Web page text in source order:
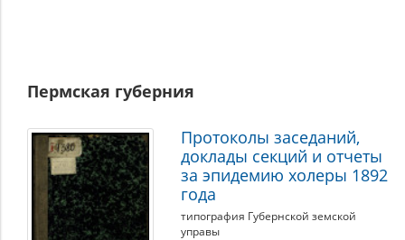
Пермская губерния
Протоколы заседаний,
доклады секций и отчеты
за эпидемию холеры 1892
года
типография Губернской земской
управы